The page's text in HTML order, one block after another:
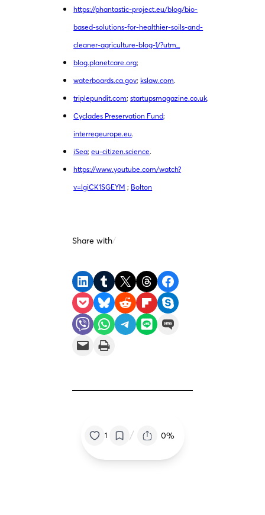
https://phantastic-project.eu/blog/bio-
based-solutions-for-healthier-soils-and-
cleaner-agriculture-blog-1/?utm_
blog.planetcare.org;
waterboards.ca.gov; kslaw.com.
triplepundit.com;startupsmagazine.co.uk.
Cyclades Preservation Fund;
interregeurope.eu.
iSea;eu-citizen.science.
https://www.youtube.com/watch?
v=lgiCK1SGEYM ; Bolton
Share with/
Share on LinkedIn Share on Tumblr Share on X Share on Threads
Share on Facebook
Share on Pocket
Share on Bluesky Share on Reddit Share on Flipboard
Share on Skype
Share on Viber
Share on WhatsApp Share on Telegram Share on LINE
Share on SMS
Email this Page
Print this Page
1 / 0%